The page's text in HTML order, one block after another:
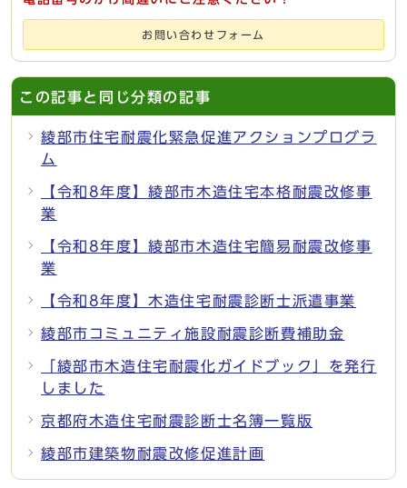
お問い合わせフォーム
この記事と同じ分類の記事
綾部市住宅耐震化緊急促進アクションプログラ
ム
【令和8年度】綾部市木造住宅本格耐震改修事
業
【令和8年度】綾部市木造住宅簡易耐震改修事
業
【令和8年度】木造住宅耐震診断士派遣事業
綾部市コミュニティ施設耐震診断費補助金
「綾部市木造住宅耐震化ガイドブック」を発行
しました
京都府木造住宅耐震診断士名簿一覧版
綾部市建築物耐震改修促進計画